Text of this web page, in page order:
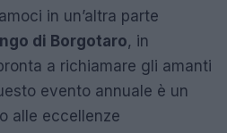
in un’altra parte
di Borgotaro, in
a richiamare gli amanti
evento annuale è un
alle eccellenze